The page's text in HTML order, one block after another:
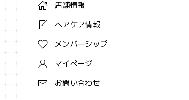
店舗情報
ヘアケア情報
メンバーシップ
マイページ
お問い合わせ